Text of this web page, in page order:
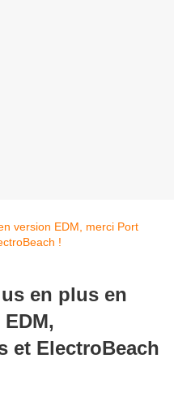
en plus en
et ElectroBeach